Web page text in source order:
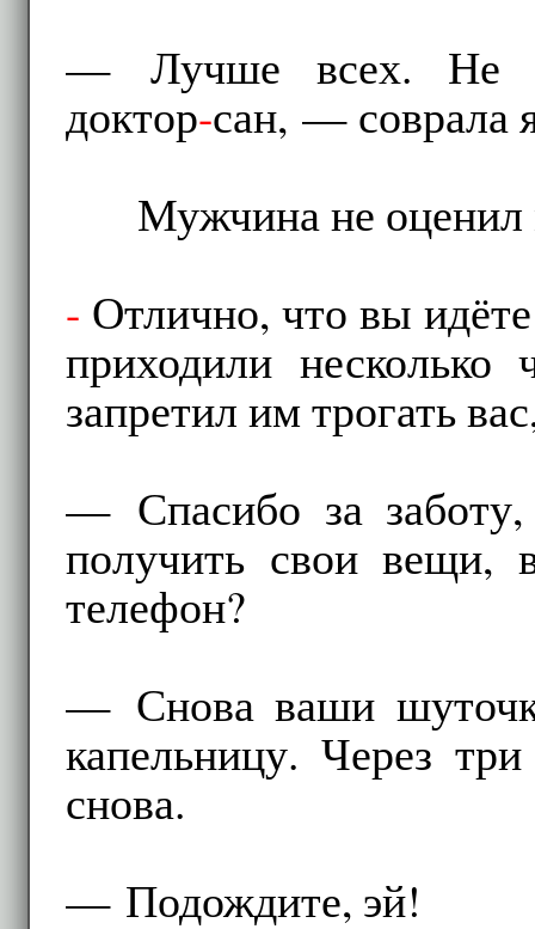
— Лучше всех. Не
доктор-сан, — соврала
Мужчина не
- Отлично, что вы
приходили
запретил им трогать
— Спасибо за
получить свои вещи,
телефон?
— Снова ваши
капельницу. Через
снова.
— Подождите, эй!